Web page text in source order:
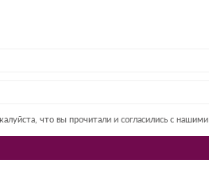
что вы прочитали и согласились с нашими